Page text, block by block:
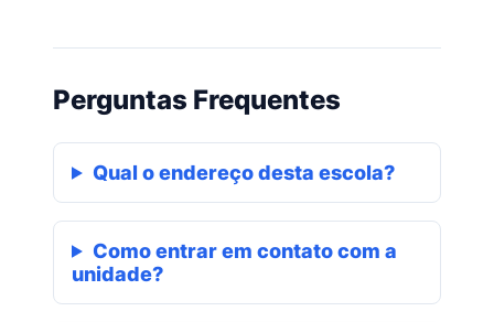
Perguntas Frequentes
Qual o endereço desta escola?
Como entrar em contato com a
unidade?